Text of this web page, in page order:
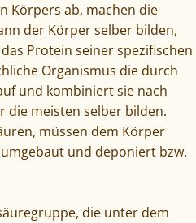
Körpers ab, machen die
der Körper selber bilden,
Protein seiner spezifischen
Organismus die durch
und kombiniert sie nach
die meisten selber bilden.
müssen dem Körper
und deponiert bzw.
die unter dem